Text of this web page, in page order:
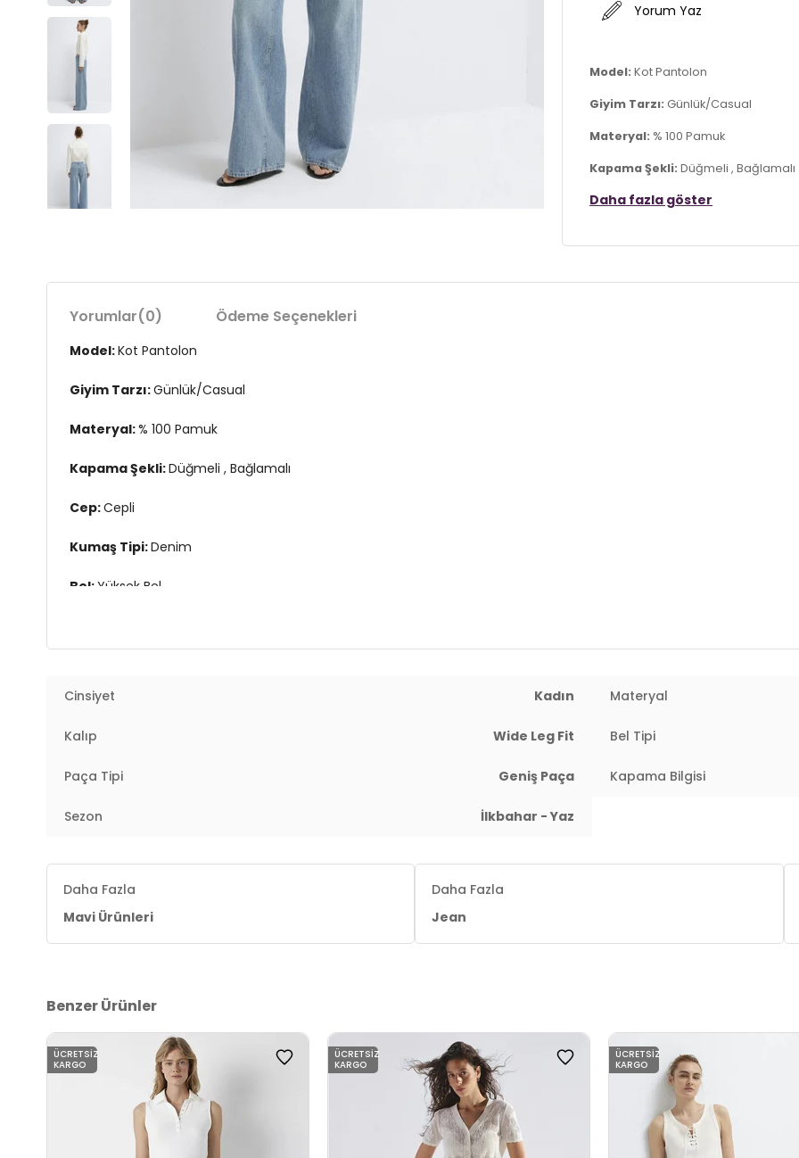
Yorum Yaz
Model: Kot Pantolon
Giyim Tarzı: Günlük/Casual
Materyal: % 100 Pamuk
Kapama Şekli: Düğmeli , Bağlamalı
Cep:Cepli
Daha fazla göster
Yorumlar(0) Ödeme Seçenekleri
Model:Kot Pantolon
Giyim Tarzı:Günlük/Casual
Materyal:% 100 Pamuk
Kapama Şekli:Düğmeli , Bağlamalı
Cep:Cepli
Kumaş Tipi:Denim
Bel:Yüksek Bel
Kalıp Bilgisi:
Yaş Grubu:
Menşei:
Cinsiyet Kadın Materyal
Kalıp Wide Leg Fit Bel Tipi
Paça Tipi Geniş Paça Kapama Bilgisi
Sezon İlkbahar - Yaz
Daha Fazla
Mavi Ürünleri
Daha Fazla
Jean
Benzer Ürünler
ÜCRETSIZ
KARGO
ÜCRETSIZ
KARGO
ÜCRETSIZ
KARGO